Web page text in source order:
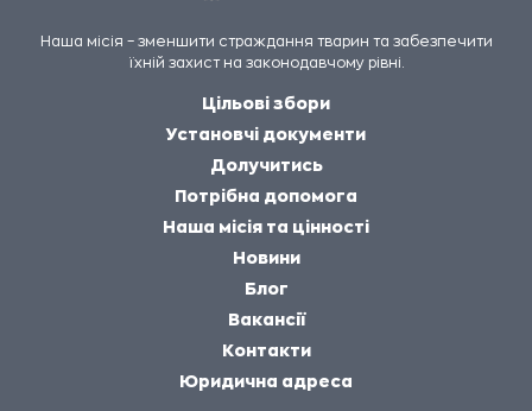
Наша місія – зменшити страждання тварин та забезпечити
їхній захист на законодавчому рівні.
Цільові збори
Установчі документи
Долучитись
Потрібна допомога
Наша місія та цінності
Новини
Блог
Вакансії
Контакти
Юридична адреса